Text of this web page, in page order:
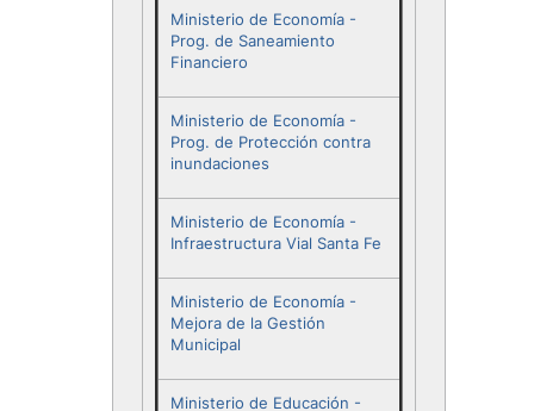
Ministerio de Economía -
Prog. de Saneamiento
Financiero
Ministerio de Economía -
Prog. de Protección contra
inundaciones
Ministerio de Economía -
Infraestructura Vial Santa Fe
Ministerio de Economía -
Mejora de la Gestión
Municipal
Ministerio de Educación -